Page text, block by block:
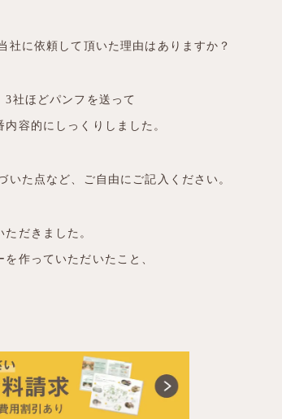
社に依頼して頂いた理由はありますか？
社ほどパンフを送って
容的にしっくりしました。
いた点など、ご自由にご記入ください。
だきました。
作っていただいたこと、